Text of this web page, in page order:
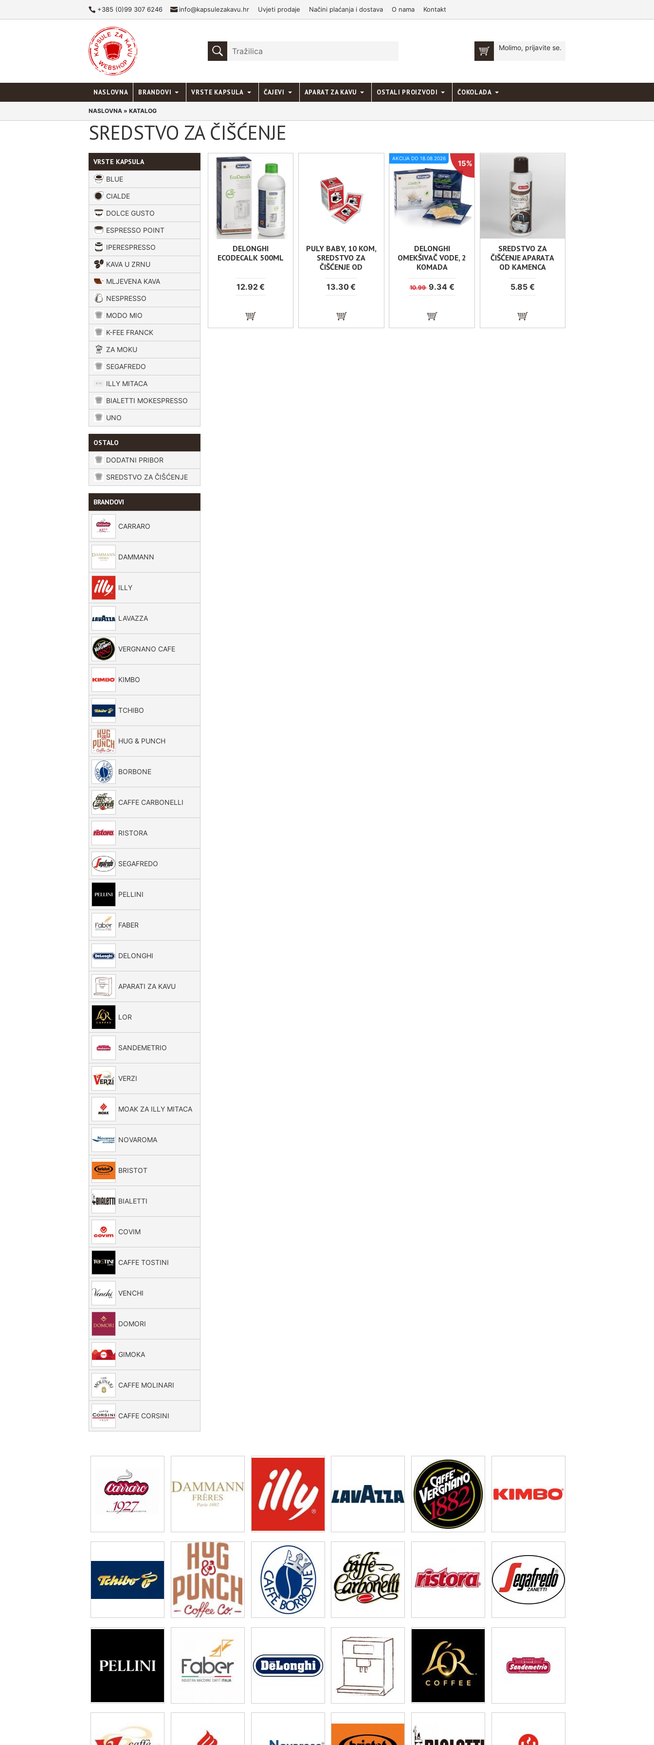
+385 (0)99 307 6246 info@kapsulezakavu.hr Uvjeti prodaje Načini plaćanja i dostava O nama Kontakt
Molimo, prijavite se.
NASLOVNA BRANDOVI VRSTE KAPSULA ČAJEVI APARAT ZA KAVU OSTALI PROIZVODI ČOKOLADA
NASLOVNA » KATALOG
SREDSTVO ZA ČIŠĆENJE
VRSTE KAPSULA
BLUE
CIALDE
DOLCE GUSTO
ESPRESSO POINT
IPERESPRESSO
KAVA U ZRNU
MLJEVENA KAVA
NESPRESSO
MODO MIO
K-FEE FRANCK
ZA MOKU
SEGAFREDO
ILLY MITACA
BIALETTI MOKESPRESSO
UNO
OSTALO
DODATNI PRIBOR
SREDSTVO ZA ČIŠĆENJE
BRANDOVI
CARRARO
DAMMANN
ILLY
LAVAZZA
VERGNANO CAFE
KIMBO
TCHIBO
HUG & PUNCH
BORBONE
CAFFE CARBONELLI
RISTORA
SEGAFREDO
PELLINI
FABER
DELONGHI
APARATI ZA KAVU
LOR
SANDEMETRIO
VERZI
MOAK ZA ILLY MITACA
NOVAROMA
BRISTOT
BIALETTI
COVIM
CAFFE TOSTINI
VENCHI
DOMORI
GIMOKA
CAFFE MOLINARI
CAFFE CORSINI
DELONGHI
ECODECALK 500ML
12.92 €
PULY BABY, 10 KOM,
SREDSTVO ZA
ČIŠĆENJE OD
KAMENCA
13.30 €
AKCIJA DO 18.08.2026
15%
DELONGHI
OMEKŠIVAČ VODE, 2
KOMADA
10.999.34 €
SREDSTVO ZA
ČIŠĆENJE APARATA
OD KAMENCA
5.85 €